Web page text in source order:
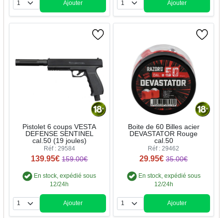
Quantité
Ajouter
Quantité
Ajouter
Pistolet 6 coups VESTA
DEFENSE SENTINEL
cal.50 (19 joules)
Réf : 29584
139.95€ 159.00€
En stock, expédié sous
12/24h
Quantité
Ajouter
Boite de 60 Billes acier
DEVASTATOR Rouge
cal.50
Réf : 29462
29.95€ 35.00€
En stock, expédié sous
12/24h
Quantité
Ajouter